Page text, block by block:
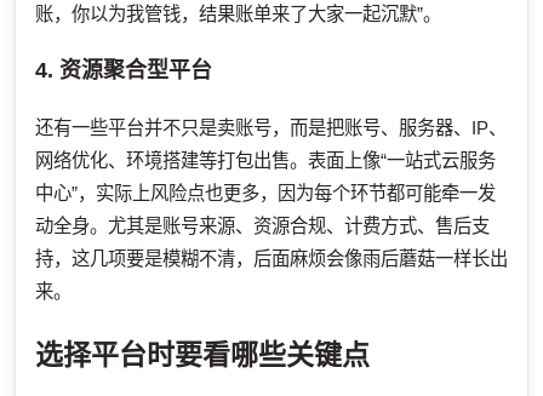
账，你以为我管钱，结果账单来了大家一起沉默”。
4. 资源聚合型平台
还有一些平台并不只是卖账号，而是把账号、服务器、IP、
网络优化、环境搭建等打包出售。表面上像“一站式云服务
中心”，实际上风险点也更多，因为每个环节都可能牵一发
动全身。尤其是账号来源、资源合规、计费方式、售后支
持，这几项要是模糊不清，后面麻烦会像雨后蘑菇一样长出
来。
选择平台时要看哪些关键点